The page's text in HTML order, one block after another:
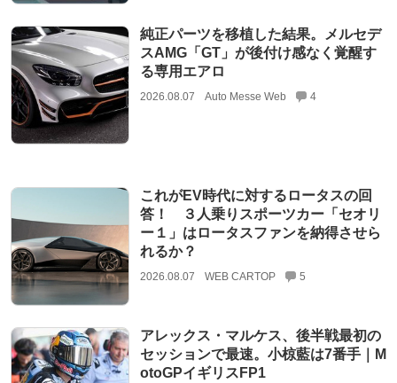
純正パーツを移植した結果。メルセデ
スAMG「GT」が後付け感なく覚醒す
る専用エアロ
2026.08.07 Auto Messe Web 4
これがEV時代に対するロータスの回
答！ ３人乗りスポーツカー「セオリ
ー１」はロータスファンを納得させら
れるか？
2026.08.07 WEB CARTOP 5
アレックス・マルケス、後半戦最初の
セッションで最速。小椋藍は7番手｜M
otoGPイギリスFP1